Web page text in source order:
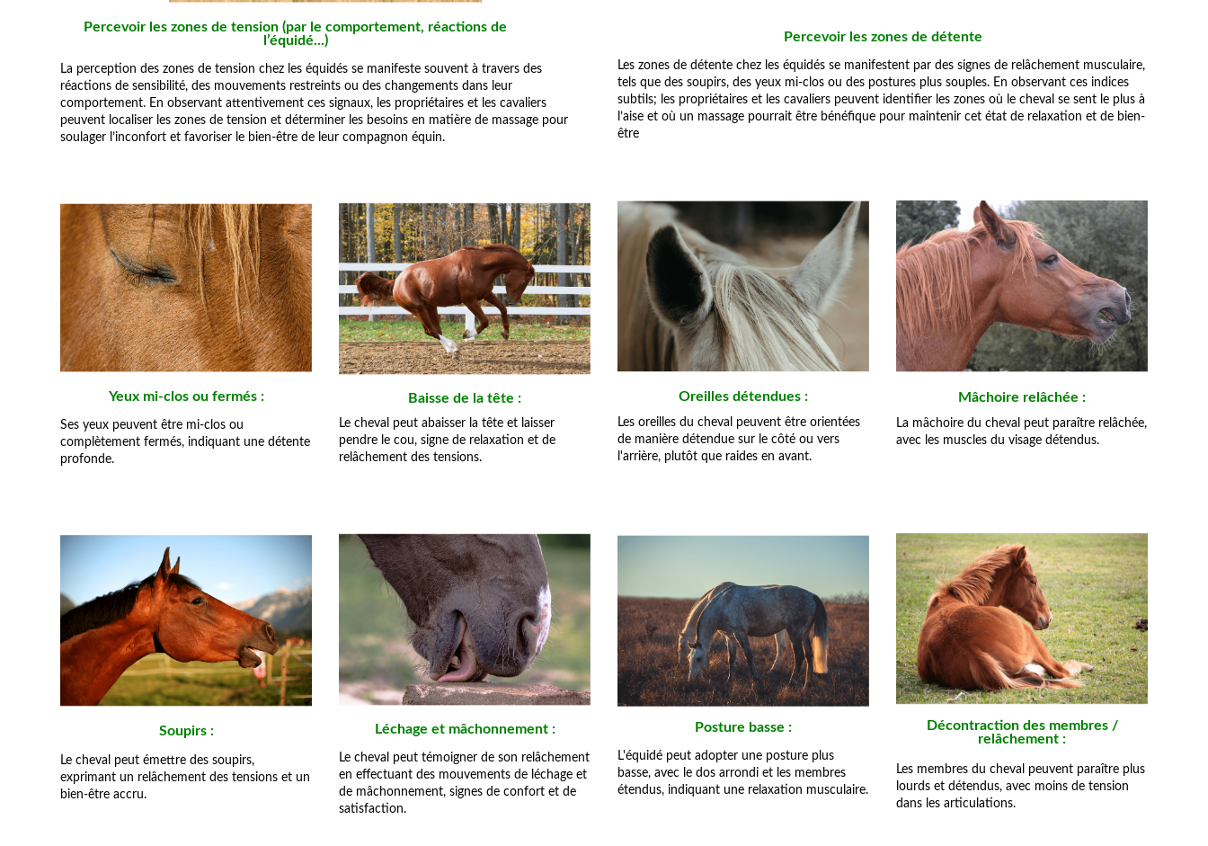
Percevoir les zones de tension (par le comportement, réactions de
l’équidé...)
La perception des zones de tension chez les équidés se manifeste souvent à travers des
réactions de sensibilité, des mouvements restreints ou des changements dans leur
comportement. En observant attentivement ces signaux, les propriétaires et les cavaliers
peuvent localiser les zones de tension et déterminer les besoins en matière de massage pour
soulager l’inconfort et favoriser le bien-être de leur compagnon équin.
Percevoir les zones de détente
Les zones de détente chez les équidés se manifestent par des signes de relâchement musculaire,
tels que des soupirs, des yeux mi-clos ou des postures plus souples. En observant ces indices
subtils; les propriétaires et les cavaliers peuvent identifier les zones où le cheval se sent le plus à
l’aise et où un massage pourrait être bénéfique pour maintenir cet état de relaxation et de bien-
être
Yeux mi-clos ou fermés :
Ses yeux peuvent être mi-clos ou
complètement fermés, indiquant une détente
profonde.
Baisse de la tête :
Le cheval peut abaisser la tête et laisser
pendre le cou, signe de relaxation et de
relâchement des tensions.
Oreilles détendues :
Les oreilles du cheval peuvent être orientées
de manière détendue sur le côté ou vers
l'arrière, plutôt que raides en avant.
Mâchoire relâchée :
La mâchoire du cheval peut paraître relâchée,
avec les muscles du visage détendus.
Soupirs :
Le cheval peut émettre des soupirs,
exprimant un relâchement des tensions et un
bien-être accru.
Léchage et mâchonnement :
Le cheval peut témoigner de son relâchement
en effectuant des mouvements de léchage et
de mâchonnement, signes de confort et de
satisfaction.
Posture basse :
L'équidé peut adopter une posture plus
basse, avec le dos arrondi et les membres
étendus, indiquant une relaxation musculaire.
Décontraction des membres /
relâchement :
Les membres du cheval peuvent paraître plus
lourds et détendus, avec moins de tension
dans les articulations.